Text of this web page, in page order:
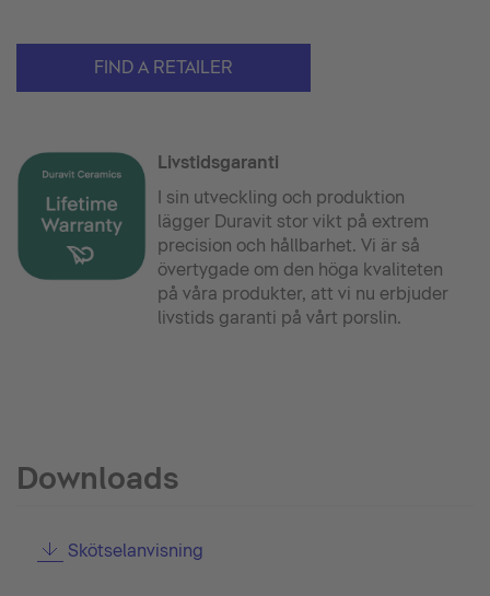
FIND A RETAILER
Livstidsgaranti
I sin utveckling och produktion
lägger Duravit stor vikt på extrem
precision och hållbarhet. Vi är så
övertygade om den höga kvaliteten
på våra produkter, att vi nu erbjuder
livstids garanti på vårt porslin.
Downloads
Skötselanvisning